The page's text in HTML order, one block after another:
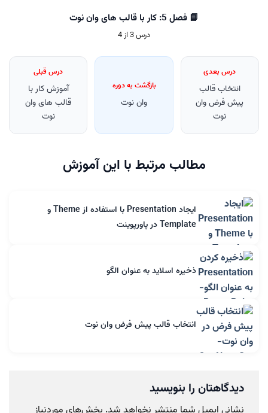
📘 فصل 5: کار با قالب های وان نوت
درس 3 از 4
درس بعدی
انتخاب قالب
پیش فرض وان
نوت
بازگشت به دوره
وان نوت
درس قبلی
آموزش کار با
قالب های وان
نوت
مطالب مرتبط با این آموزش
ایجاد Presentation با استفاده از Theme و
Template در پاورپوینت
ذخیره اسلاید به عنوان الگو
انتخاب قالب پیش فرض وان نوت
دیدگاهتان را بنویسید